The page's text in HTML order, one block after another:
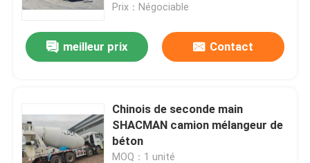
Prix：Négociable
meilleur prix Contact
Chinois de seconde main
SHACMAN camion mélangeur de
béton
MOQ：1 unité